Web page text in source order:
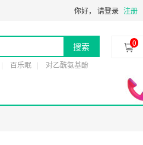
粤穗食药监械经营备20191807号
你好， 请登录 注册
搜索
百乐眠
对乙酰氨基酚
0